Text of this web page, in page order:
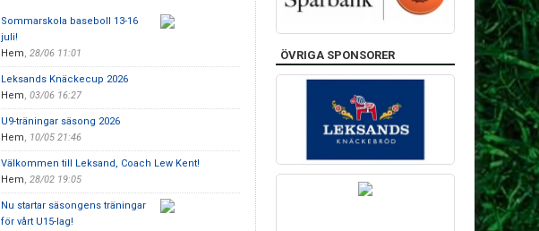
Sommarskola baseboll 13-16
juli!
Hem, 28/06 11:01
Leksands Knäckecup 2026
Hem, 03/06 16:27
U9-träningar säsong 2026
Hem, 10/05 21:46
Välkommen till Leksand, Coach Lew Kent!
Hem, 28/02 19:05
Nu startar säsongens träningar
för vårt U15-lag!
ÖVRIGA SPONSORER